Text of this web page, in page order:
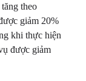
theo
giảm 20%
khi thực hiện
được giảm